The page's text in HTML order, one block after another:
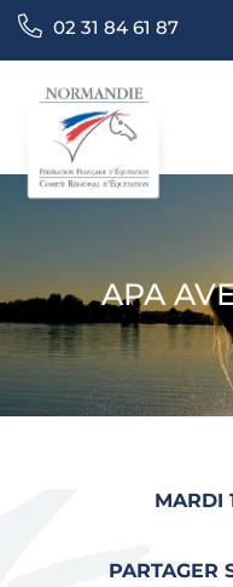
02 31 84 61 87
APA
MARDI
PARTAGER